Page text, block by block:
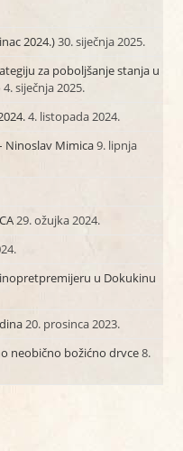
2024.)30. siječnja 2025.
za poboljšanje stanja u
4. siječnja 2025.
4. listopada 2024.
Ninoslav Mimica9. lipnja
29. ožujka 2024.
kinopretpremijeru u Dokukinu
20. prosinca 2023.
neobično božićno drvce8.